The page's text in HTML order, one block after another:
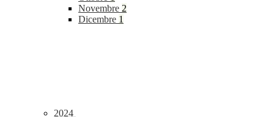
Novembre 2
Dicembre 1
2024